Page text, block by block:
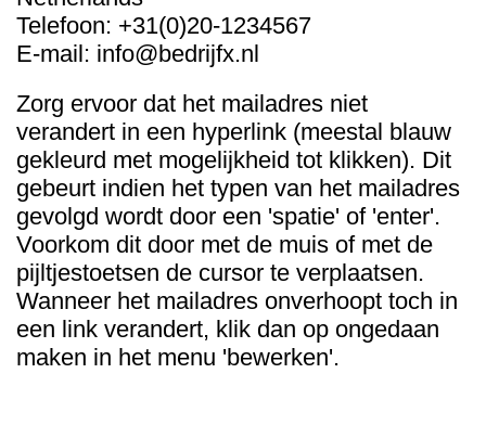
Telefoon: +31(0)20-1234567
E-mail: info@bedrijfx.nl
Zorg ervoor dat het mailadres niet
verandert in een hyperlink (meestal blauw
gekleurd met mogelijkheid tot klikken). Dit
gebeurt indien het typen van het mailadres
gevolgd wordt door een 'spatie' of 'enter'.
Voorkom dit door met de muis of met de
pijltjestoetsen de cursor te verplaatsen.
Wanneer het mailadres onverhoopt toch in
een link verandert, klik dan op ongedaan
maken in het menu 'bewerken'.